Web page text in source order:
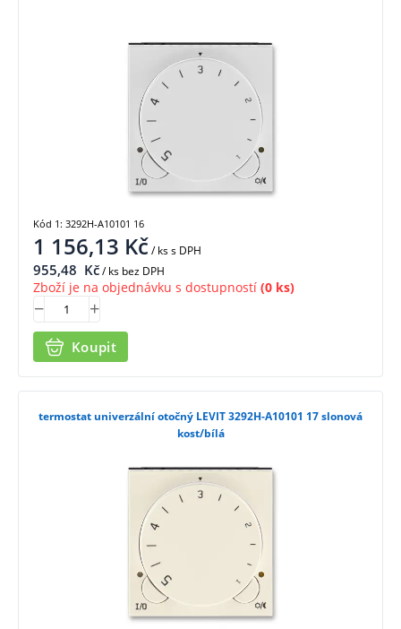
1 156,13 Kč/ kss DPH
955,48 Kč/ ks bez DPH
Zboží je na objednávku s dostupností (0 ks)
Koupit
Kód 1: 3292H-A10101 16
termostat univerzální otočný LEVIT 3292H-A10101 17 slonová
kost/bílá